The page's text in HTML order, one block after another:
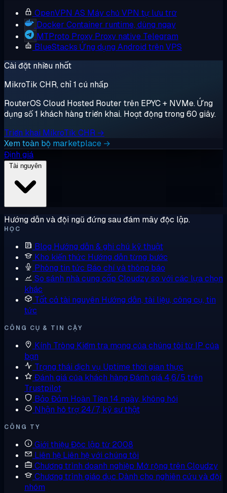
OpenVPN AS Máy chủ VPN tự lưu trữ
Docker Container runtime, dùng ngay
MTProto Proxy Proxy native Telegram
BlueStacks Ứng dụng Android trên VPS
Cài đặt nhiều nhất
MikroTik CHR, chỉ 1 cú nhấp
RouterOS Cloud Hosted Router trên EPYC + NVMe. Ứng
dụng số 1 khách hàng triển khai. Hoạt động trong 60 giây.
Triển khai MikroTik CHR →
Xem toàn bộ marketplace →
Định giá
Hướng dẫn và đội ngũ đứng sau đám mây độc lập.
HỌC
Blog Hướng dẫn & ghi chú kỹ thuật
Kho kiến thức Hướng dẫn từng bước
Phòng tin tức Báo chí và thông báo
So sánh nhà cung cấp Cloudzy so với các lựa chọn
khác
Tất cả tài nguyên Hướng dẫn, tài liệu, công cụ, tin
tức
CÔNG CỤ & TIN CẬY
Kính Tròng Kiểm tra mạng của chúng tôi từ IP của
bạn
Trạng thái dịch vụ Uptime thời gian thực
Đánh giá của khách hàng Đánh giá 4,6/5 trên
Trustpilot
Bảo Đảm Hoàn Tiền 14 ngày, không hỏi
Nhận hỗ trợ 24/7, kỹ sư thật
CÔNG TY
Giới thiệu Độc lập từ 2008
Liên hệ Liên hệ với chúng tôi
Chương trình doanh nghiệp Mở rộng trên Cloudzy
Chương trình giáo dục Dành cho nghiên cứu và đội
nhóm